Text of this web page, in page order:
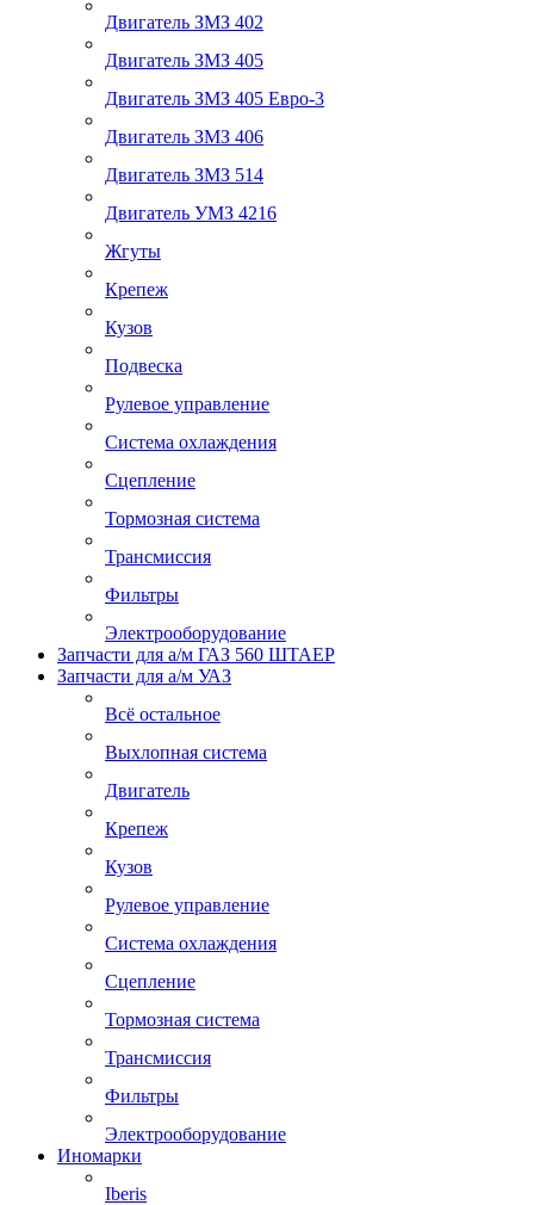
Двигатель ЗМЗ 402
Двигатель ЗМЗ 405
Двигатель ЗМЗ 405 Евро-3
Двигатель ЗМЗ 406
Двигатель ЗМЗ 514
Двигатель УМЗ 4216
Жгуты
Крепеж
Кузов
Подвеска
Рулевое управление
Система охлаждения
Сцепление
Тормозная система
Трансмиссия
Фильтры
Электрооборудование
Запчасти для а/м ГАЗ 560 ШТАЕР
Запчасти для а/м УАЗ
Всё остальное
Выхлопная система
Двигатель
Крепеж
Кузов
Рулевое управление
Система охлаждения
Сцепление
Тормозная система
Трансмиссия
Фильтры
Электрооборудование
Иномарки
Iberis